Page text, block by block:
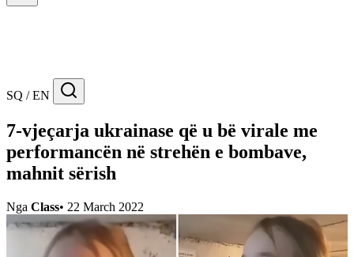
SQ / EN
7-vjeçarja ukrainase që u bë virale me
performancën në strehën e bombave,
mahnit sërish
Nga Class• 22 March 2022